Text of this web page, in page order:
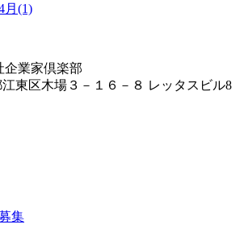
月(1)
企業家倶楽部
東区木場３－１６－８ レッタスビル8
集